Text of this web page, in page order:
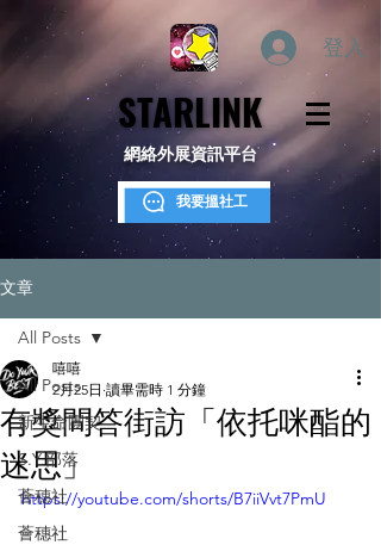
登入
STARLINK
STARLINK
網絡外展資訊平台
我要搵社工
文章
All Posts
新生命團契
S.Y.部落
薈穗社
薈穗社
All Posts
有獎問答街訪「依托咪酯的
迷思」
嘻嘻
2月25日 讀畢需時 1 分鐘
https://youtube.com/shorts/B7iiVvt7PmU